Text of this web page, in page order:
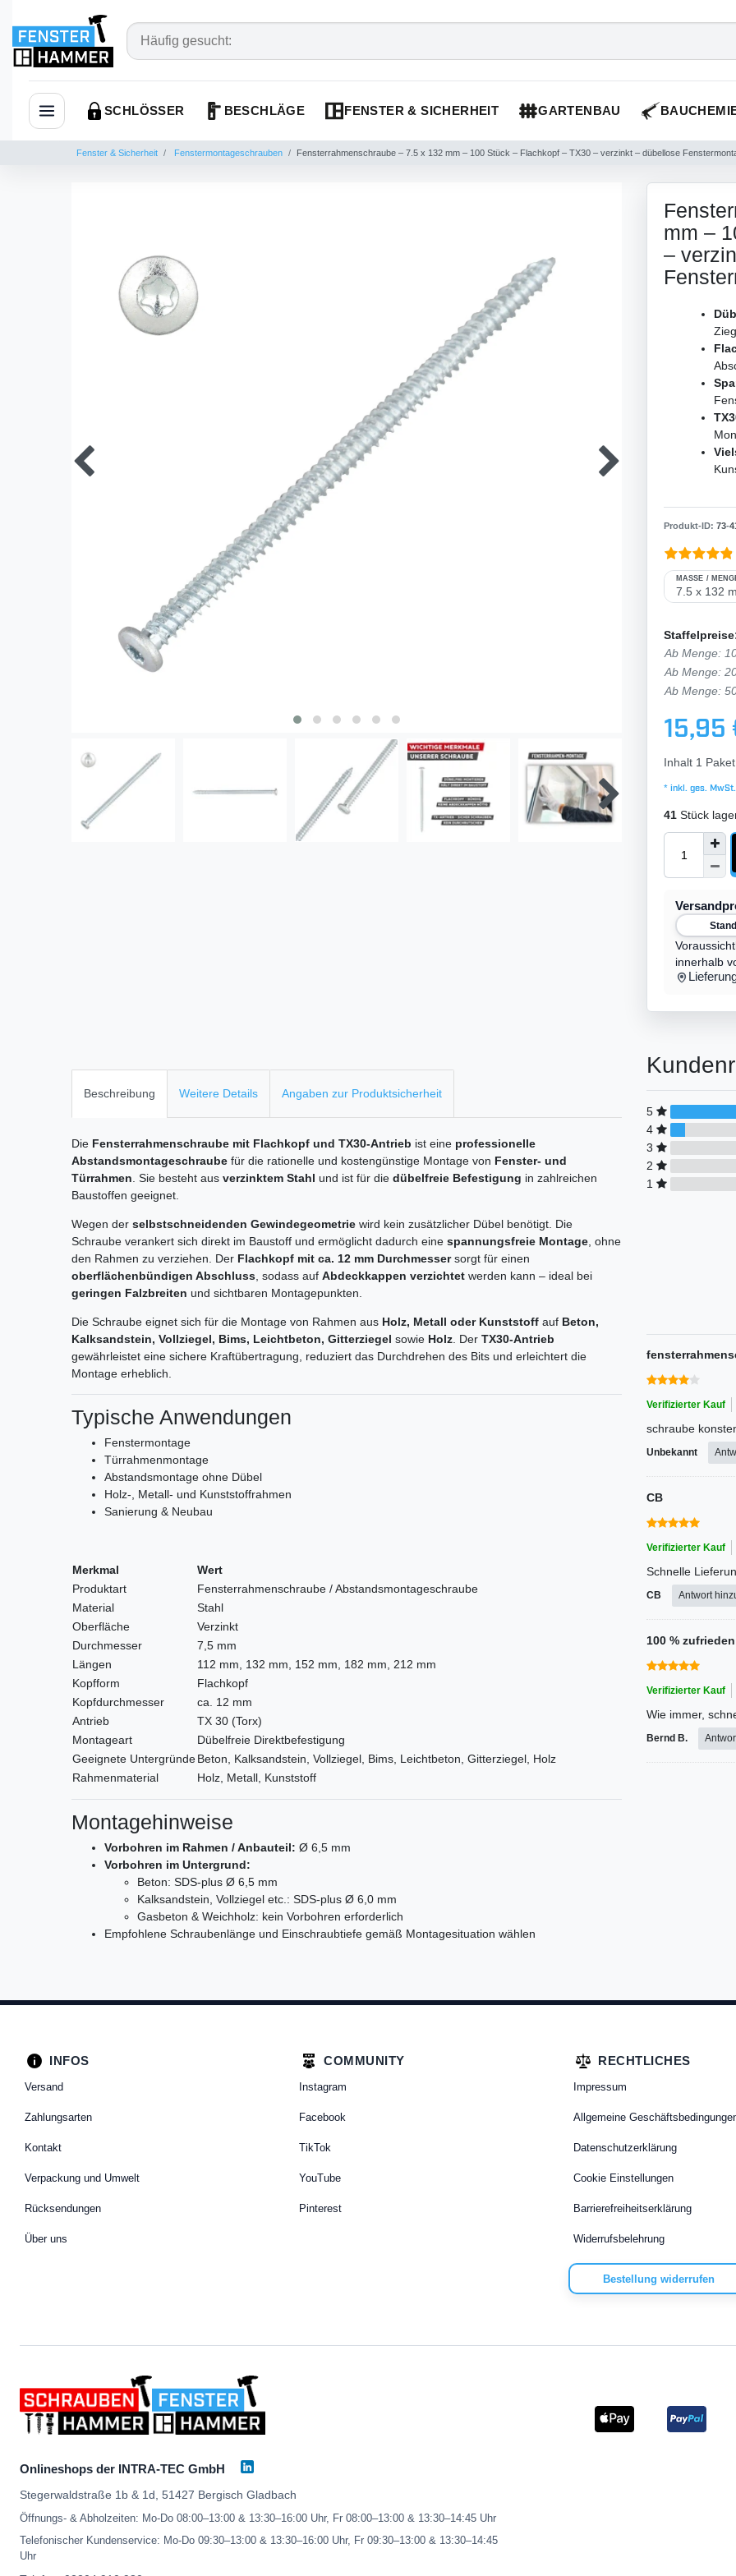
Navigation öffnen
SCHLÖSSER BESCHLÄGE FENSTER & SICHERHEIT GARTENBAU
Fenster & Sicherheit Fenstermontageschrauben Fensterrahmenschraube – 7.5 x 132 mm – 100 Stück – Flachkopf – TX30 – verzinkt – dübellose
mm –
–
Produkt-ID: 73-
MASSE / MENGE
Ab Menge:
Ab Menge:
Ab Menge:
15,95
Inhalt 1 Paket
* inkl. ges.
41 Stück
innerhalb
Beschreibung Weitere Details Angaben zur Produktsicherheit
Die Fensterrahmenschraube mit Flachkopf und TX30-Antrieb ist eine professionelle
Abstandsmontageschraube für die rationelle und kostengünstige Montage von Fenster- und
Türrahmen . Sie besteht aus verzinktem Stahl und ist für die dübelfreie Befestigung in zahlreichen
Baustoffen geeignet.
Wegen der selbstschneidenden Gewindegeometrie wird kein zusätzlicher Dübel benötigt. Die
Schraube verankert sich direkt im Baustoff und ermöglicht dadurch eine spannungsfreie Montage , ohne
den Rahmen zu verziehen. Der Flachkopf mit ca. 12 mm Durchmessersorgt für einen
oberflächenbündigen Abschluss , sodass auf Abdeckkappen verzichtet werden kann – ideal bei
geringen Falzbreiten und sichtbaren Montagepunkten.
Die Schraube eignet sich für die Montage von Rahmen aus Holz, Metall oder Kunststoff auf Beton,
Kalksandstein, Vollziegel, Bims, Leichtbeton, Gitterziegel sowie Holz . Der TX30-Antrieb
gewährleistet eine sichere Kraftübertragung, reduziert das Durchdrehen des Bits und erleichtert die
Montage erheblich.
Typische Anwendungen
Fenstermontage
Türrahmenmontage
Abstandsmontage ohne Dübel
Holz-, Metall- und Kunststoffrahmen
Sanierung & Neubau
Merkmal
Wert
Produktart
Fensterrahmenschraube / Abstandsmontageschraube
Material
Stahl
Oberfläche
Verzinkt
Durchmesser
7,5 mm
Längen
112 mm, 132 mm, 152 mm, 182 mm, 212 mm
Kopfform
Flachkopf
Kopfdurchmesser
ca. 12 mm
Antrieb
TX 30 (Torx)
Montageart
Dübelfreie Direktbefestigung
Geeignete UntergründeBeton, Kalksandstein, Vollziegel, Bims, Leichtbeton, Gitterziegel, Holz
Rahmenmaterial
Holz, Metall, Kunststoff
Montagehinweise
Vorbohren im Rahmen / Anbauteil: Ø 6,5 mm
Vorbohren im Untergrund:
Beton: SDS-plus Ø 6,5 mm
Kalksandstein, Vollziegel etc.: SDS-plus Ø 6,0 mm
Gasbeton & Weichholz: kein Vorbohren erforderlich
Empfohlene Schraubenlänge und Einschraubtiefe gemäß Montagesituation wählen
5
4
3
2
1
Verifizierter Kauf
schraube
Unbekannt
CB
Verifizierter Kauf
Schnelle
CB Antwort
100 % zufrieden
Verifizierter Kauf
Wie immer,
Bernd B.
INFOS
Versand
Zahlungsarten
Kontakt
Verpackung und Umwelt
Rücksendungen
Über uns
COMMUNITY
Instagram
Facebook
TikTok
YouTube
Pinterest
RECHTLICHES
Impressum
Allgemeine
Datenschutzerklärung
Cookie Einstellungen
Barrierefreiheitserklärung
Widerrufsbelehrung
Bestellung widerrufen
Onlineshops der INTRA-TEC GmbH
Stegerwaldstraße 1b & 1d, 51427 Bergisch Gladbach
Öffnungs- & Abholzeiten: Mo-Do 08:00–13:00 & 13:30–16:00 Uhr, Fr 08:00–13:00 & 13:30–14:45 Uhr
Telefonischer Kundenservice: Mo-Do 09:30–13:00 & 13:30–16:00 Uhr, Fr 09:30–13:00 & 13:30–14:45
Uhr